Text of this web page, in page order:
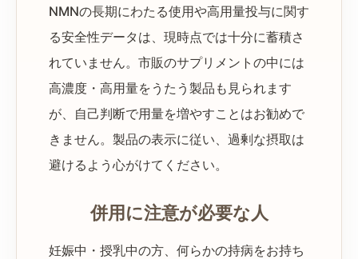
NMNの長期にわたる使用や高用量投与に関す
る安全性データは、現時点では十分に蓄積さ
れていません。市販のサプリメントの中には
高濃度・高用量をうたう製品も見られます
が、自己判断で用量を増やすことはお勧めで
きません。製品の表示に従い、過剰な摂取は
避けるよう心がけてください。
併用に注意が必要な人
妊娠中・授乳中の方、何らかの持病をお持ち